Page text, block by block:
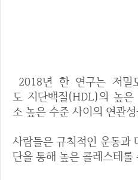
2018년 한 연구는 저밀도 지단백질(LDL)과 고밀
도 지단백질(HDL)의 높
소 높은 수준 사이의 연관
사람들은 규칙적인 운동과
단을 통해 높은 콜레스테